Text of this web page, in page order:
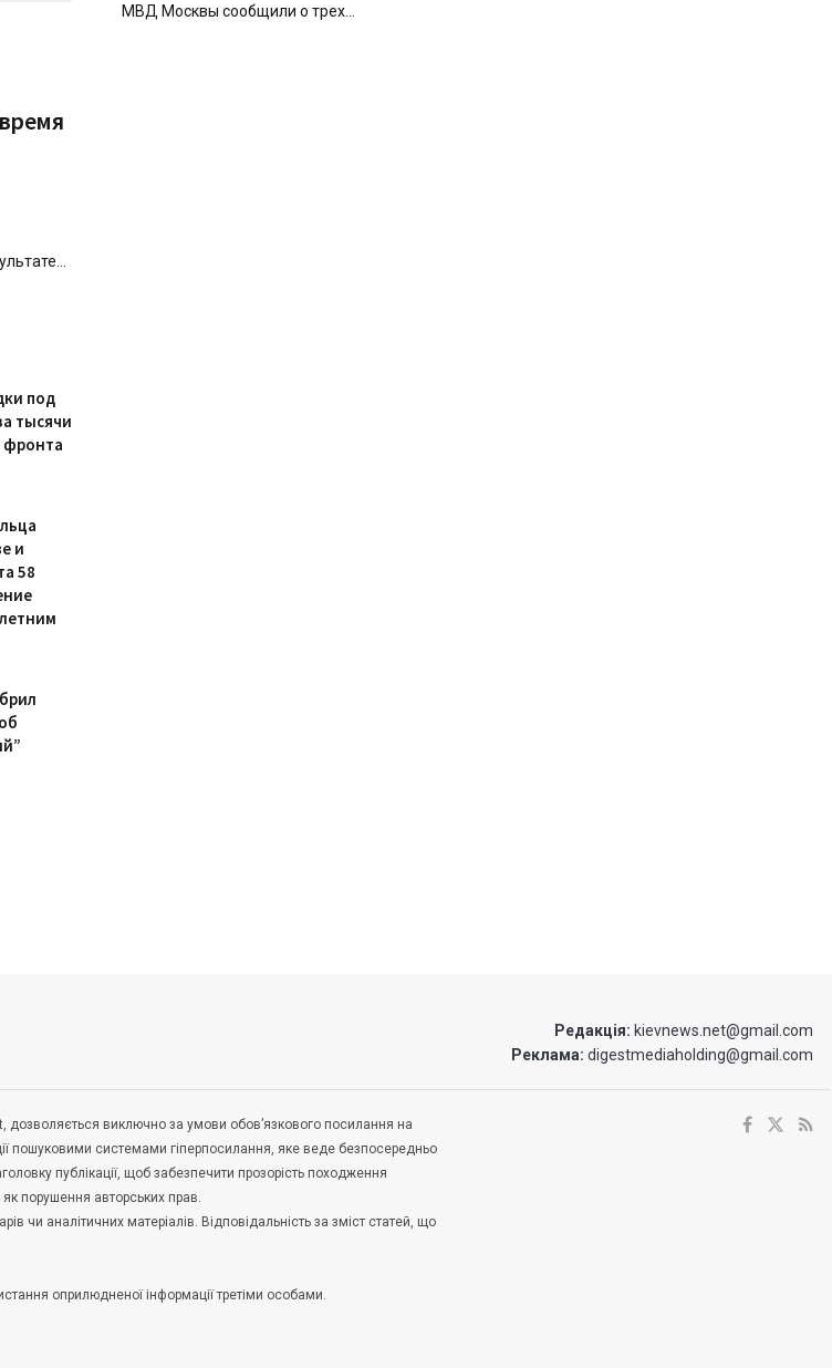
под
тысячи
фронта
и
58
МВД Москвы сообщили о трех...
Редакція: kievnews.net@gmail.com
Реклама: digestmediaholding@gmail.com
дозволяється виключно за умови обов’язкового посилання на
пошуковими системами гіперпосилання, яке веде безпосередньо
публікації, щоб забезпечити прозорість походження
порушення авторських прав.
чи аналітичних матеріалів. Відповідальність за зміст статей, що
оприлюдненої інформації третіми особами.